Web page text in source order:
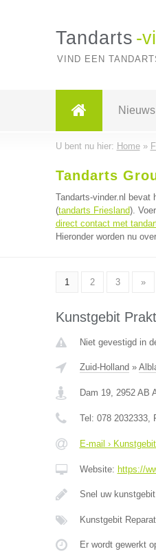
Tandarts -
VIND EEN
Nieuws
U bent nu hier: Home»
Tandarts
Tandarts-vinder.nl bevat
(tandarts Friesland).
direct contact met
Hieronder worden nu
1 2 3 »
Kunstgebit
Niet gevestigd in
Zuid-Holland »
Dam 19, 2952 AB
Tel: 078 2032333,
E-mail ›
Website: https://
Snel uw
Kunstgebit
Er wordt gewerkt